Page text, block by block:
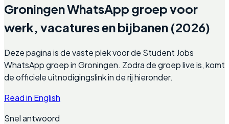
Groningen WhatsApp groep voor
werk, vacatures en bijbanen (2026)
Deze pagina is de vaste plek voor de Student Jobs
WhatsApp groep in Groningen. Zodra de groep live is, komt
de officiele uitnodigingslink in de rij hieronder.
Read in English
Snel antwoord